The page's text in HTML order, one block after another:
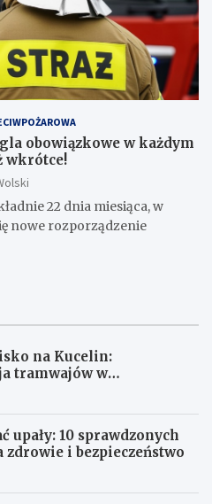
obowiązkowe w każdym
wkrótce!
22 dnia miesiąca, w
nowe rozporządzenie
na Kucelin:
tramwajów w
upały: 10 sprawdzonych
zdrowie i bezpieczeństwo